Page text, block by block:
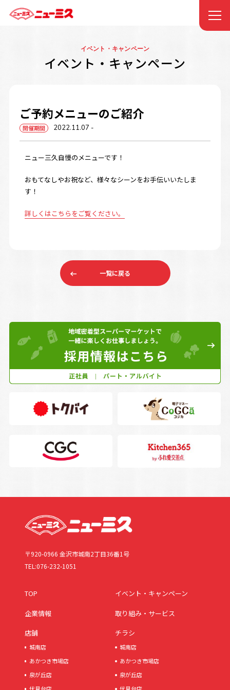
イベント・キャンペーン
イベント・キャンペーン
ご予約メニューのご紹介
開催期間 2022.11.07 -
ニュー三久自慢のメニューです！
おもてなしやお祝など、様々なシーンをお手伝いいたしま
す！
詳しくはこちらをご覧ください。
一覧に戻る
〒920-0966 金沢市城南2丁目36番1号
TEL:076-232-1051
TOP イベント・キャンペーン
企業情報
取り組み・サービス
店舗
城南店
あかつき市場店
泉が丘店
伏見台店
チラシ
城南店
あかつき市場店
泉が丘店
伏見台店